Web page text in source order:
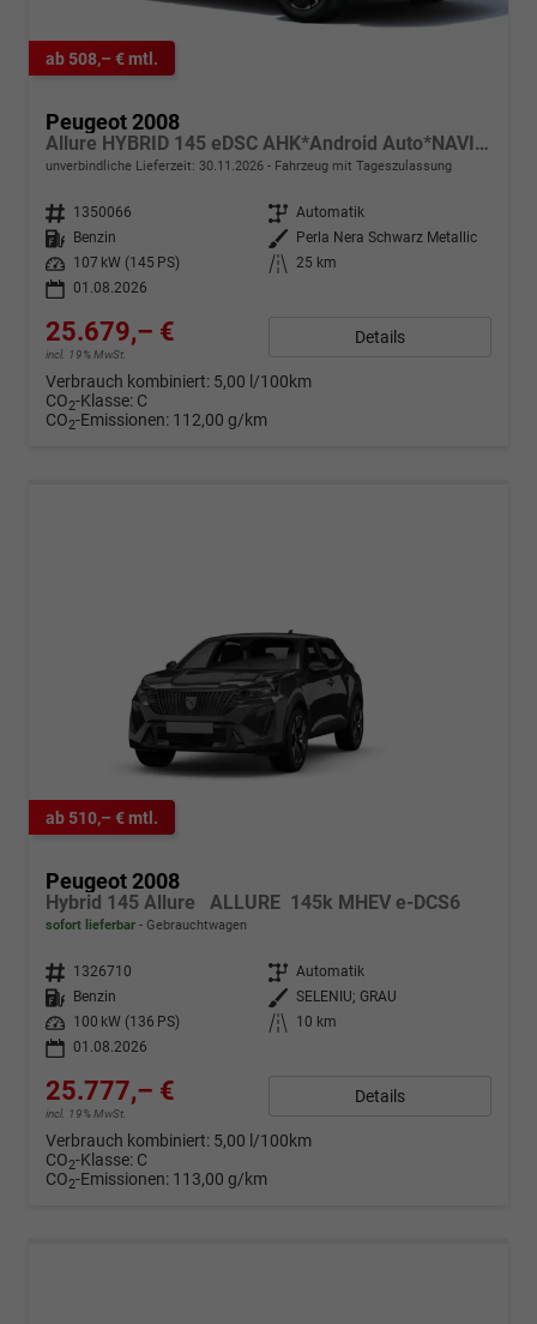
ab 508,– € mtl.
Peugeot 2008
Allure HYBRID 145 eDSC AHK*Android Auto*NAVI*SHZ*Keyless*ACC*360°*Totwinkel*Klimaauto
unverbindliche Lieferzeit: 30.11.2026 Fahrzeug mit Tageszulassung
Fahrzeugnr. 1350066 Getriebe Automatik
Kraftstoff
Benzin Außenfarbe
Perla Nera Schwarz Metallic
Leistung
107 kW (145 PS) Kilometerstand
25 km
01.08.2026
25.679,– €
incl. 19% MwSt.
Details
Verbrauch kombiniert: 5,00 l/100km
CO2-Klasse: C
CO2-Emissionen: 112,00 g/km
ab 510,– € mtl.
Peugeot 2008
Hybrid 145 Allure ALLURE 145k MHEV e-DCS6
sofort lieferbar Gebrauchtwagen
Fahrzeugnr. 1326710 Getriebe Automatik
Kraftstoff
Benzin Außenfarbe SELENIU; GRAU
Leistung
100 kW (136 PS) Kilometerstand
10 km
01.08.2026
25.777,– €
incl. 19% MwSt.
Details
Verbrauch kombiniert: 5,00 l/100km
CO2-Klasse: C
CO2-Emissionen: 113,00 g/km